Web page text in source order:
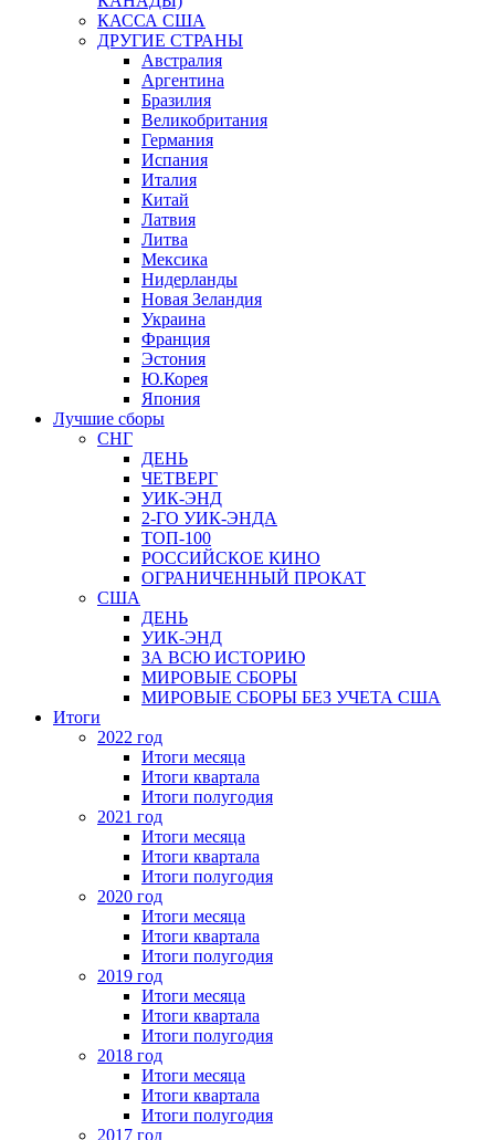
КАССА США
ДРУГИЕ СТРАНЫ
Австралия
Аргентина
Бразилия
Великобритания
Германия
Испания
Италия
Китай
Латвия
Литва
Мексика
Нидерланды
Новая Зеландия
Украина
Франция
Эстония
Ю.Корея
Япония
Лучшие сборы
СНГ
ДЕНЬ
ЧЕТВЕРГ
УИК-ЭНД
2-ГО УИК-ЭНДА
ТОП-100
РОССИЙСКОЕ КИНО
ОГРАНИЧЕННЫЙ ПРОКАТ
США
ДЕНЬ
УИК-ЭНД
ЗА ВСЮ ИСТОРИЮ
МИРОВЫЕ СБОРЫ
МИРОВЫЕ СБОРЫ БЕЗ УЧЕТА США
Итоги
2022 год
Итоги месяца
Итоги квартала
Итоги полугодия
2021 год
Итоги месяца
Итоги квартала
Итоги полугодия
2020 год
Итоги месяца
Итоги квартала
Итоги полугодия
2019 год
Итоги месяца
Итоги квартала
Итоги полугодия
2018 год
Итоги месяца
Итоги квартала
Итоги полугодия
2017 год